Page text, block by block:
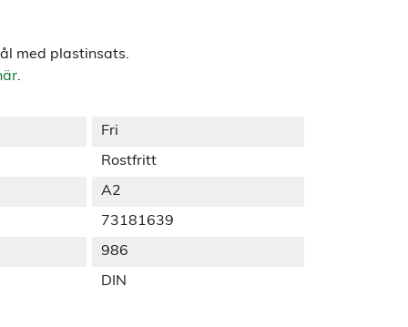
med plastinsats.
.
Fri
Rostfritt
A2
73181639
986
DIN